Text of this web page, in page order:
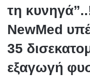
τη
NewMed
35
εξαγωγή